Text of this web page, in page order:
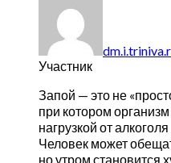
Участник
Запой — это не
при котором
нагрузкой от
Человек может
но утром становится